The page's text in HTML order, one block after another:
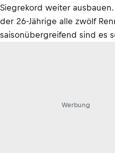
Siegrekord weiter
der 26-Jährige alle zwölf
saisonübergreifend sind es
Werbung